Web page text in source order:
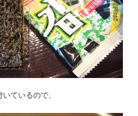
ているので、